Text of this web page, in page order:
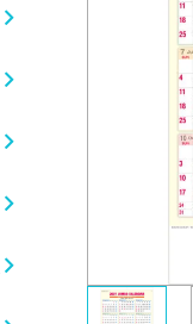
リング製
CDケース
B6切 46/
四季の情
世界の風
アイドル
ガーデニ
フラワー
イラスト